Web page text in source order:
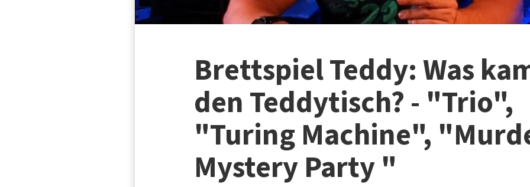
Brettspiel Teddy: Was
den Teddytisch? - "Trio",
"Turing Machine",
Mystery Party "